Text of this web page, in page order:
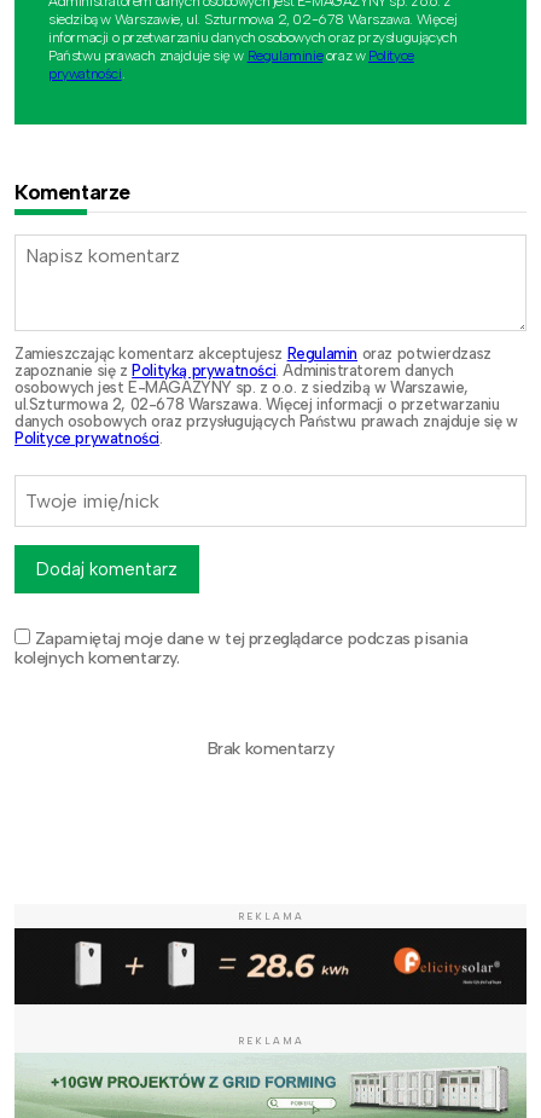
siedzibą w Warszawie, ul. Szturmowa 2, 02-678 Warszawa. Więcej
informacji o przetwarzaniu danych osobowych oraz przysługujących
Państwu prawach znajduje się w Regulaminieoraz w Polityce
prywatności
Komentarze
Zamieszczając komentarz akceptujesz Regulamin oraz potwierdzasz
zapoznanie się z Polityką prywatności. Administratorem danych
osobowych jest E-MAGAZYNY sp. z o.o. z siedzibą w Warszawie,
ul.Szturmowa 2, 02-678 Warszawa. Więcej informacji o przetwarzaniu
danych osobowych oraz przysługujących Państwu prawach znajduje się w
Polityce prywatności.
Zapamiętaj moje dane w tej przeglądarce podczas pisania
kolejnych komentarzy.
Dodaj komentarz
Brak komentarzy
REKLAMA
REKLAMA